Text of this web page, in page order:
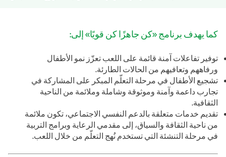
كما يهدف برنامج «كن جاهزًا كن قويًا» إلى:
توفير تفاعلات آمنة قائمة على اللعب تعزّز نمو الأطفال
ورفاههم وتعافيهم من الحالات الطارئة.
تشجيع الأطفال في مرحلة التعلّم المبكر على المشاركة في
تجارب داعمة وآمنة وموثوقة وشاملة وملائمة من الناحية
الثقافية.
تقديم خدمات متعلقة بالدعم النفسي الاجتماعي، تكون ملائمة
من ناحية الثقافة والسياق، إلى مقدمي الرعاية وبرامج التربية
في مرحلة التنشئة التي تستخدم نُهج التعلّم من خلال اللعب.